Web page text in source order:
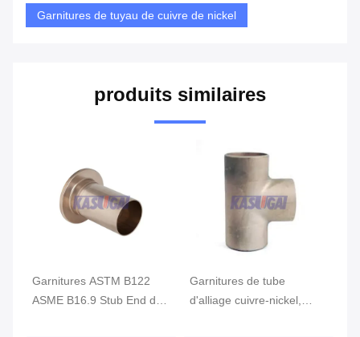
Garnitures de tuyau de cuivre de nickel
produits similaires
Garnitures ASTM B122
ASME B16.9 Stub End de
Garnitures de tube
d'alliage cuivre-nickel,